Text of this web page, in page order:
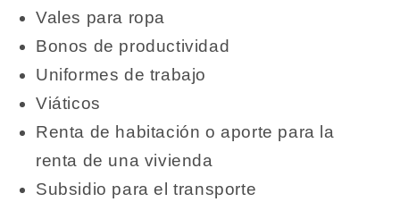
Vales para ropa
Bonos de productividad
Uniformes de trabajo
Viáticos
Renta de habitación o aporte para la
renta de una vivienda
Subsidio para el transporte